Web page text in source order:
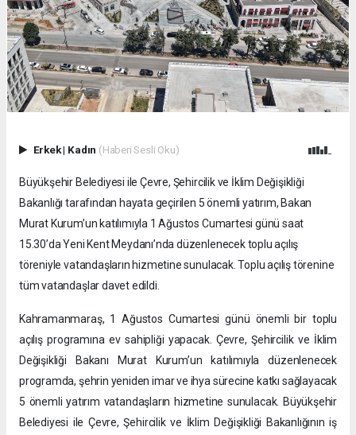
Erkek| Kadın (Haberi Sesli Oku)
Büyükşehir Belediyesi ile Çevre, Şehircilik ve İklim Değişikliği
Bakanlığı tarafından hayata geçirilen 5 önemli yatırım, Bakan
Murat Kurum’un katılımıyla 1 Ağustos Cumartesi günü saat
15.30’da Yeni Kent Meydanı’nda düzenlenecek toplu açılış
töreniyle vatandaşların hizmetine sunulacak. Toplu açılış törenine
tüm vatandaşlar davet edildi.
Kahramanmaraş, 1 Ağustos Cumartesi günü önemli bir toplu
açılış programına ev sahipliği yapacak. Çevre, Şehircilik ve İklim
Değişikliği Bakanı Murat Kurum’un katılımıyla düzenlenecek
programda, şehrin yeniden imar ve ihya sürecine katkı sağlayacak
5 önemli yatırım vatandaşların hizmetine sunulacak. Büyükşehir
Belediyesi ile Çevre, Şehircilik ve İklim Değişikliği Bakanlığının iş